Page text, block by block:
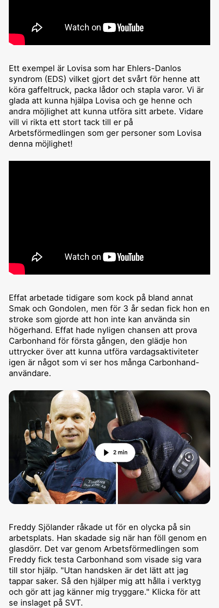
Ett exempel är Lovisa som har Ehlers-Danlos
syndrom (EDS) vilket gjort det svårt för henne att
köra gaffeltruck, packa lådor och stapla varor. Vi är
glada att kunna hjälpa Lovisa och ge henne och
andra möjlighet att kunna utföra sitt arbete. Vidare
vill vi rikta ett stort tack till er på
Arbetsförmedlingen som ger personer som Lovisa
denna möjlighet!
Effat arbetade tidigare som kock på bland annat
Smak och Gondolen, men för 3 år sedan fick hon en
stroke som gjorde att hon inte kan använda sin
högerhand. Effat hade nyligen chansen att prova
Carbonhand för första gången, den glädje hon
uttrycker över att kunna utföra vardagsaktiviteter
igen är något som vi ser hos många Carbonhand-
användare.
Freddy Sjölander råkade ut för en olycka på sin
arbetsplats. Han skadade sig när han föll genom en
glasdörr. Det var genom Arbetsförmedlingen som
Freddy fick testa Carbonhand som visade sig vara
till stor hjälp. "Utan handsken är det lätt att jag
tappar saker. Så den hjälper mig att hålla i verktyg
och gör att jag känner mig tryggare." Klicka för att
se inslaget på SVT.